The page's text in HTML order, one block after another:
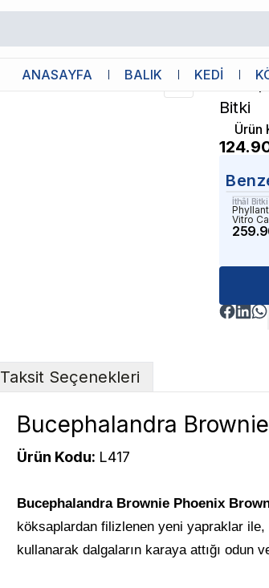
ANASAYFA BALIK KEDİİthâl
Bitki
Ürün
İthâl Bitki
Vitro
Taksit Seçenekleri
Bucephalandra
Ürün Kodu: L417
Bucephalandra Brownie Phoenix
köksaplardan filizlenen yeni yapraklar ile,
kullanarak dalgaların karaya attığı odun